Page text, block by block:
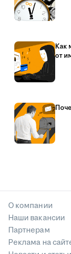
Как
от
О компании
Наши вакансии
Партнерам
Реклама на